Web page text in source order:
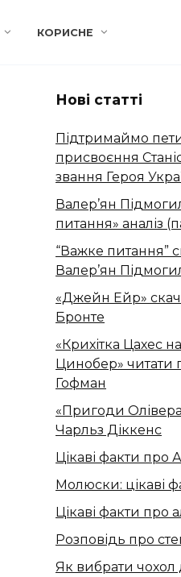
КОРИСНЕ
Нові статті
Підтримаймо
присвоєння
звання Героя
Валер’ян
питання» аналіз
“Важке питання”
Валер’ян
«Джейн Ейр»
Бронте
«Крихітка Цахес
Цинобер» читати
Гофман
«Пригоди Олівера
Чарльз Діккенс
Цікаві факти про
Молюски: цікаві
Цікаві факти про
Розповідь про
Як вибрати чохол